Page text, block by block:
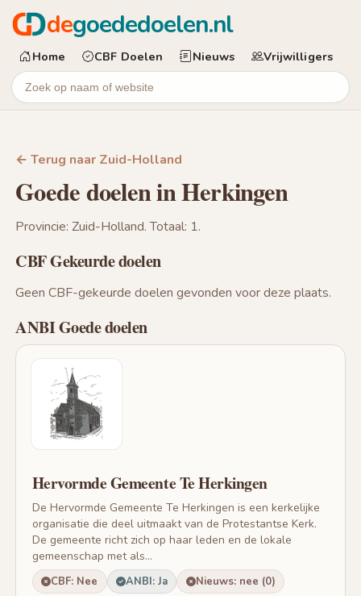
degoededoelen.nl
Home CBF Doelen Nieuws Vrijwilligers
← Terug naar Zuid-Holland
Goede doelen in Herkingen
Provincie: Zuid-Holland. Totaal: 1.
CBF Gekeurde doelen
Geen CBF-gekeurde doelen gevonden voor deze plaats.
ANBI Goede doelen
Hervormde Gemeente Te Herkingen
De Hervormde Gemeente Te Herkingen is een kerkelijke
organisatie die deel uitmaakt van de Protestantse Kerk.
De gemeente richt zich op haar leden en de lokale
gemeenschap met als...
CBF: Nee ANBI: Ja Nieuws: nee (0)